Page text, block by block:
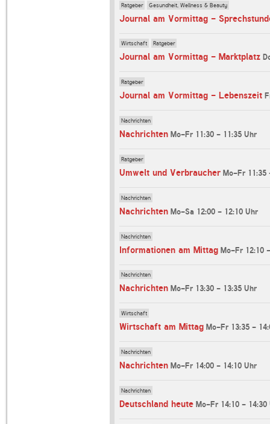
Ratgeber Gesundheit, Wellness & Beauty
Journal am Vormittag -
Wirtschaft Ratgeber
Journal am Vormittag - Marktplatz
Ratgeber
Journal am Vormittag - Lebenszeit
Nachrichten
Nachrichten Mo-Fr 11:30 - 11:35 Uhr
Ratgeber
Umwelt und Verbraucher Mo-Fr 11:35
Nachrichten
Nachrichten Mo-Sa 12:00 - 12:10 Uhr
Nachrichten
Informationen am Mittag Mo-Fr 12:10
Nachrichten
Nachrichten Mo-Fr 13:30 - 13:35 Uhr
Wirtschaft
Wirtschaft am Mittag Mo-Fr 13:35 -
Nachrichten
Nachrichten Mo-Fr 14:00 - 14:10 Uhr
Nachrichten
Deutschland heute Mo-Fr 14:10 - 14:30